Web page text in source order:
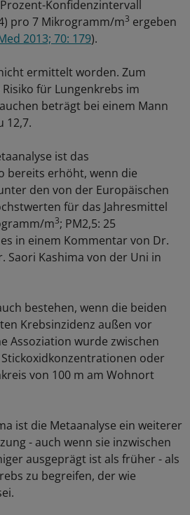
Konfidenzintervall
pro 7 Mikrogramm/m3 ergeben
2013; 70: 179).
ermittelt worden. Zum
für Lungenkrebs im
beträgt bei einem Mann
12,7.
ist das
bereits erhöht, wenn die
den von der Europäischen
für das Jahresmittel
m3; PM2,5: 25
in einem Kommentar von Dr.
Saori Kashima von der Uni in
bestehen, wenn die beiden
Krebsinzidenz außen vor
Assoziation wurde zwischen
oder
von 100 m am Wohnort
ist die Metaanalyse ein weiterer
- auch wenn sie inzwischen
ausgeprägt ist als früher - als
zu begreifen, der wie